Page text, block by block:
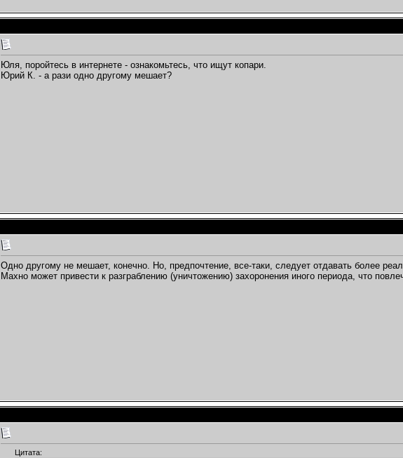
Юля, поройтесь в интернете - ознакомьтесь, что ищут копари.
Юрий К. - а рази одно другому мешает?
Одно другому не мешает, конечно. Но, предпочтение, все-таки, следует отдавать более
Махно может привести к разграблению (уничтожению) захоронения иного периода, что
Цитата: